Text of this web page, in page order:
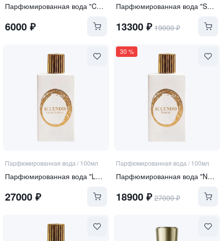
Парфюмированная вода "Curiosity"
6000 ₽
Парфюмированная вода "SERA"
13300₽ 19000₽
Парфюмированная вода / 100мл
Парфюмированная вода "LUNA DULCIUS"
27000 ₽
30 %
Парфюмированная вода / 100мл
Парфюмированная вода "NOORIA"
18900₽ 27000₽